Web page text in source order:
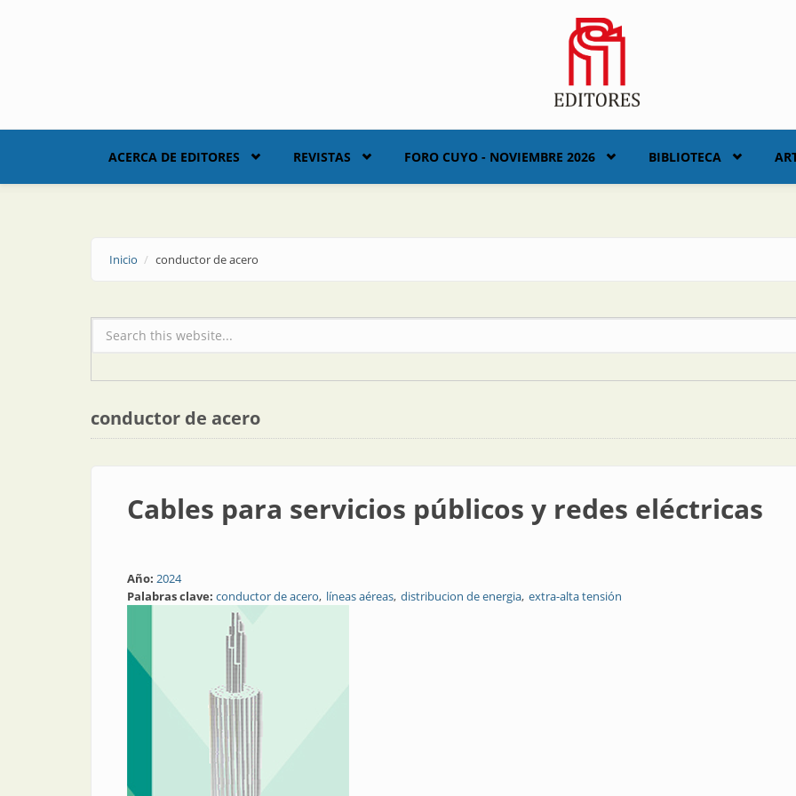
ACERCA DE EDITORES REVISTAS FORO CUYO - NOVIEMBRE 2026 BIBLIOTECA
Inicio conductor de acero
Formulario de búsqueda
conductor de acero
Cables para servicios públicos y redes eléctricas
Año: 2024
Palabras clave: conductor de acero líneas aéreas distribucion de energia extra-alta tensión